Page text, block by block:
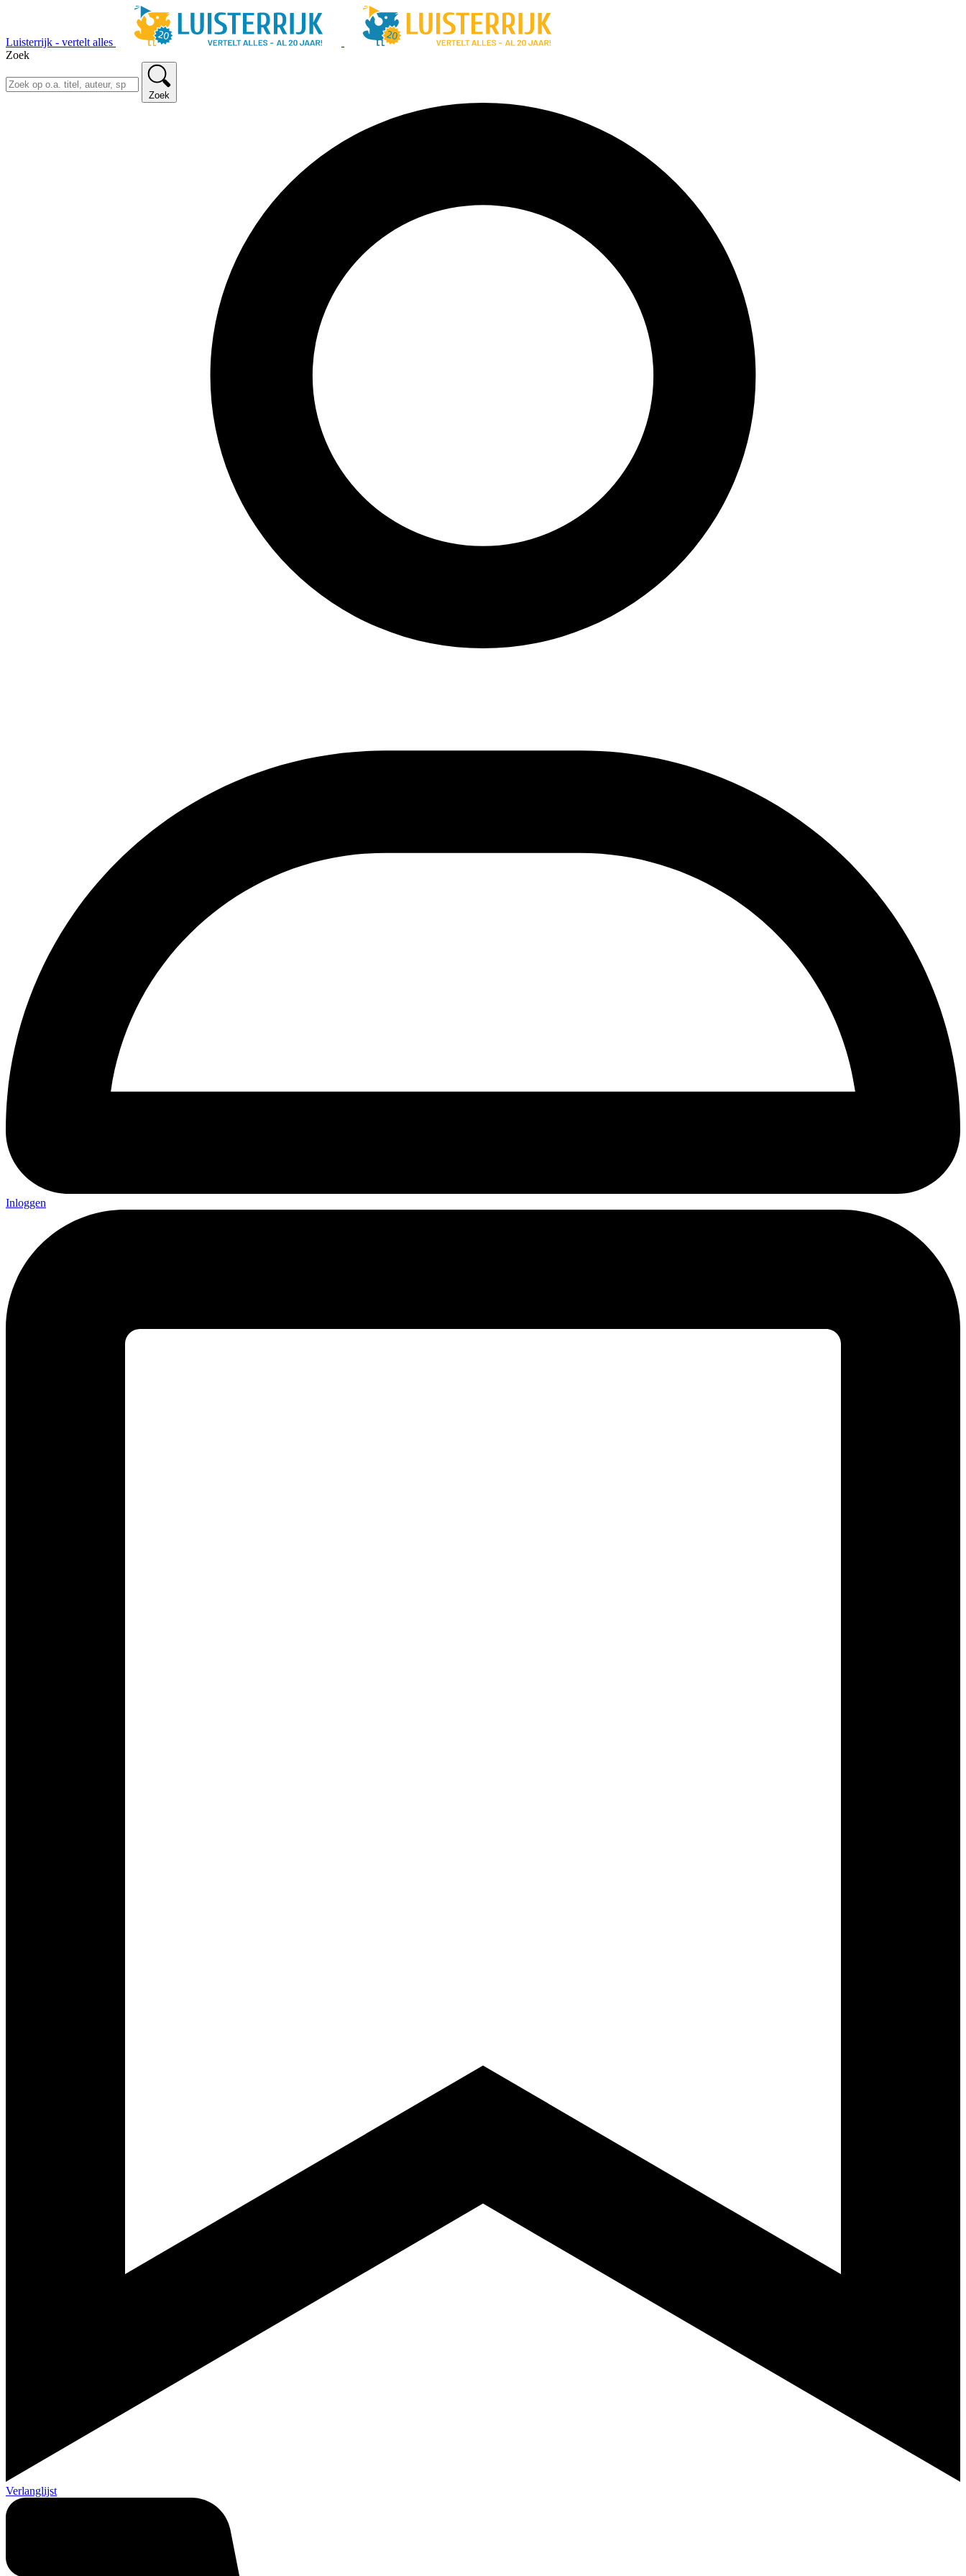
Luisterrijk - vertelt alles
Zoek
Zoek
Inloggen
Verlanglijst